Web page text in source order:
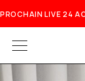
PROCHAIN LIVE 24